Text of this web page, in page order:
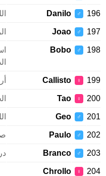
♂
Danilo الله
♂
Joao
♂
Bobo
اسم
الذي
♀
Callisto
♀
Tao
♂
Geo
♂
Paulo صغير
♂
Branco
♀
Chrollo